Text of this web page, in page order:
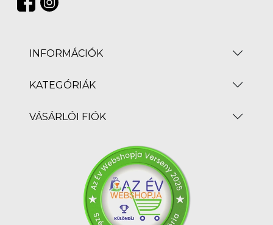
INFORMÁCIÓK
KATEGÓRIÁK
VÁSÁRLÓI FIÓK